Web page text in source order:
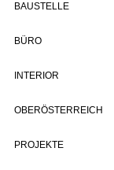
BAUSTELLE
BÜRO
INTERIOR
OBERÖSTERREICH
PROJEKTE